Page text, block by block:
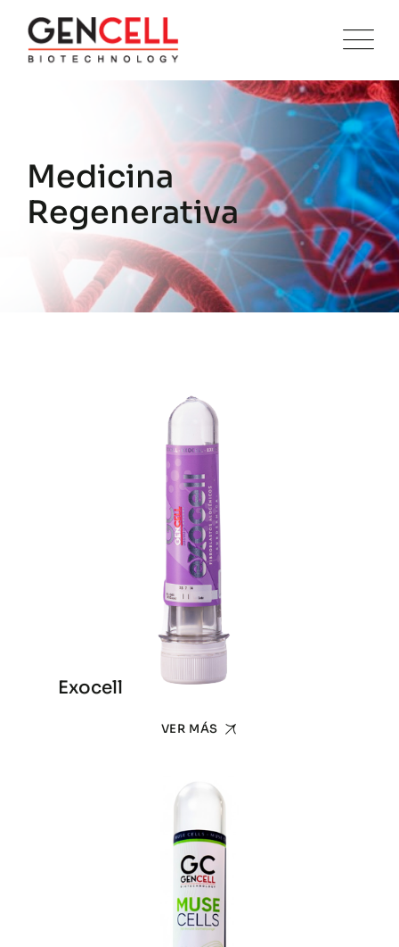
Medicina
Regenerativa
Exocell
VER MÁS